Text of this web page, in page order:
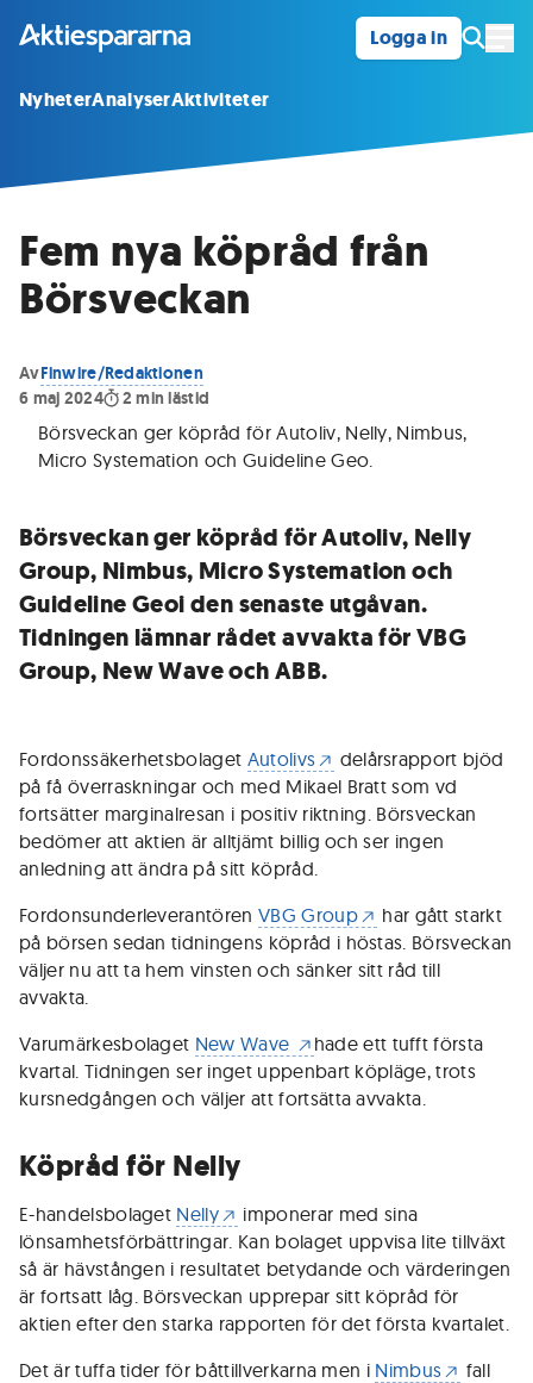
Logga in
NyheterAnalyserAktiviteter
Fem nya köpråd från
Börsveckan
AvFinwire/Redaktionen
6 maj 2024
2 min lästid
Börsveckan ger köpråd för Autoliv, Nelly, Nimbus,
Micro Systemation och Guideline Geo.
Börsveckan ger köpråd för Autoliv, Nelly
Group, Nimbus, Micro Systemation och
Guideline Geoi den senaste utgåvan.
Tidningen lämnar rådet avvakta för VBG
Group, New Wave och ABB.
Fordonssäkerhetsbolaget Autolivs
delårsrapport bjöd
på få överraskningar och med Mikael Bratt som vd
fortsätter marginalresan i positiv riktning. Börsveckan
bedömer att aktien är alltjämt billig och ser ingen
anledning att ändra på sitt köpråd.
FordonsunderleverantörenVBG Group
har gått starkt
på börsen sedan tidningens köpråd i höstas. Börsveckan
väljer nu att ta hem vinsten och sänker sitt råd till
avvakta.
Varumärkesbolaget New Wave
hade ett tufft första
kvartal. Tidningen ser inget uppenbart köpläge, trots
kursnedgången och väljer att fortsätta avvakta.
Köpråd för Nelly
E-handelsbolaget Nelly
imponerar med sina
lönsamhetsförbättringar. Kan bolaget uppvisa lite tillväxt
så är hävstången i resultatet betydande och värderingen
är fortsatt låg. Börsveckan upprepar sitt köpråd för
aktien efter den starka rapporten för det första kvartalet.
Det är tuffa tider för båttillverkarna men i Nimbus
fall